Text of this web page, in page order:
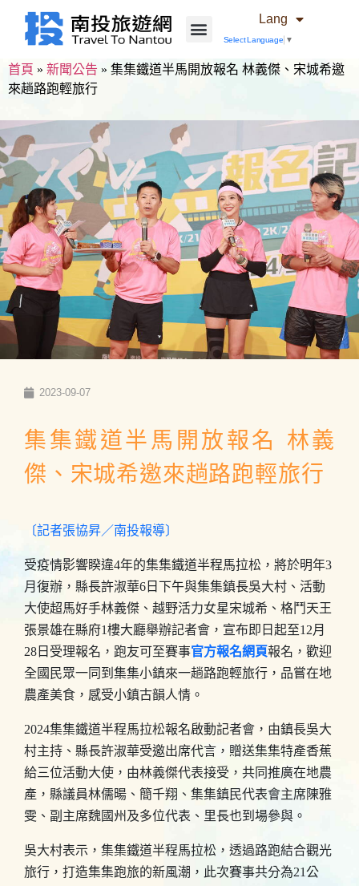
Lang
Select Language ▼
首頁 » 新聞公告 » 集集鐵道半馬開放報名 林義傑、宋城希邀
來趟路跑輕旅行
2023-09-07
集集鐵道半馬開放報名 林義
傑、宋城希邀來趟路跑輕旅行
〔記者張協昇／南投報導〕
受疫情影響睽違4年的集集鐵道半程馬拉松，將於明年3
月復辦，縣長許淑華6日下午與集集鎮長吳大村、活動
大使超馬好手林義傑、越野活力女星宋城希、格鬥天王
張景雄在縣府1樓大廳舉辦記者會，宣布即日起至12月
28日受理報名，跑友可至賽事官方報名網頁報名，歡迎
全國民眾一同到集集小鎮來一趟路跑輕旅行，品嘗在地
農產美食，感受小鎮古韻人情。
2024集集鐵道半程馬拉松報名啟動記者會，由鎮長吳大
村主持、縣長許淑華受邀出席代言，贈送集集特產香蕉
給三位活動大使，由林義傑代表接受，共同推廣在地農
產，縣議員林儒暘、簡千翔、集集鎮民代表會主席陳雅
雯、副主席魏國州及多位代表、里長也到場參與。
吳大村表示，集集鐵道半程馬拉松，透過路跑結合觀光
旅行，打造集集跑旅的新風潮，此次賽事共分為21公